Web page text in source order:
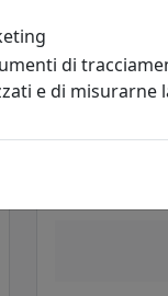
POLTRONA
di
e di misurarne